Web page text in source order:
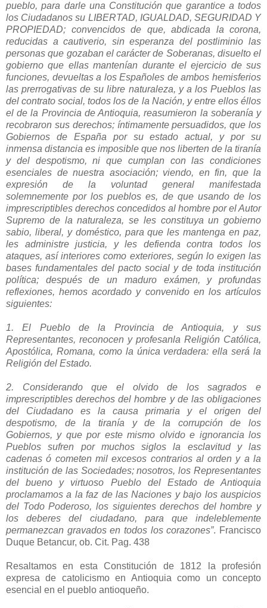
pueblo, para darle una Constitución que garantice a todos
los Ciudadanos su LIBERTAD, IGUALDAD, SEGURIDAD Y
PROPIEDAD; convencidos de que, abdicada la corona,
reducidas a cautiverio, sin esperanza del postliminio las
personas que gozaban el carácter de Soberanas, disuelto el
gobierno que ellas mantenían durante el ejercicio de sus
funciones, devueltas a los Españoles de ambos hemisferios
las prerrogativas de su libre naturaleza, y a los Pueblos las
del contrato social, todos los de la Nación, y entre ellos éllos
el de la Provincia de Antioquia, reasumieron la soberanía y
recobraron sus derechos; íntimamente persuadidos, que los
Gobiernos de España por su estado actual, y por su
inmensa distancia es imposible que nos liberten de la tiranía
y del despotismo, ni que cumplan con las condiciones
esenciales de nuestra asociación; viendo, en fin, que la
expresión de la voluntad general manifestada
solemnemente por los pueblos es, de que usando de los
imprescriptibles derechos concedidos al hombre por el Autor
Supremo de la naturaleza, se les constituya un gobierno
sabio, liberal, y doméstico, para que les mantenga en paz,
les administre justicia, y les defienda contra todos los
ataques, así interiores como exteriores, según lo exigen las
bases fundamentales del pacto social y de toda institución
política; después de un maduro exámen, y profundas
reflexiones, hemos acordado y convenido en los artículos
siguientes:
1. El Pueblo de la Provincia de Antioquia, y sus
Representantes, reconocen y profesanla Religión Católica,
Apostólica, Romana, como la única verdadera: ella será la
Religión del Estado.
2. Considerando que el olvido de los sagrados e
imprescriptibles derechos del hombre y de las obligaciones
del Ciudadano es la causa primaria y el origen del
despotismo, de la tiranía y de la corrupción de los
Gobiernos, y que por este mismo olvido e ignorancia los
Pueblos sufren por muchos siglos la esclavitud y las
cadenas ó cometen mil excesos contrarios al orden y a la
institución de las Sociedades; nosotros, los Representantes
del bueno y virtuoso Pueblo del Estado de Antioquia
proclamamos a la faz de las Naciones y bajo los auspicios
del Todo Poderoso, los siguientes derechos del hombre y
los deberes del ciudadano, para que indeleblemente
permanezcan gravados en todos los corazones”. Francisco
Duque Betancur, ob. Cit. Pag. 438
Resaltamos en esta Constitución de 1812 la profesión
expresa de catolicismo en Antioquia como un concepto
esencial en el pueblo antioqueño.